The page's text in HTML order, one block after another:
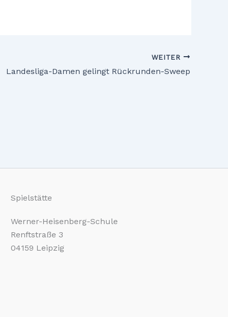
WEITER
Landesliga-Damen gelingt Rückrunden-Sweep
Spielstätte
Werner-Heisenberg-Schule
Renftstraße 3
04159 Leipzig